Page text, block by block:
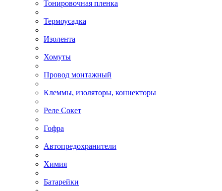
Тонировочная пленка
Термоусадка
Изолента
Хомуты
Провод монтажный
Клеммы, изоляторы, коннекторы
Реле Сокет
Гофра
Автопредохранители
Химия
Батарейки